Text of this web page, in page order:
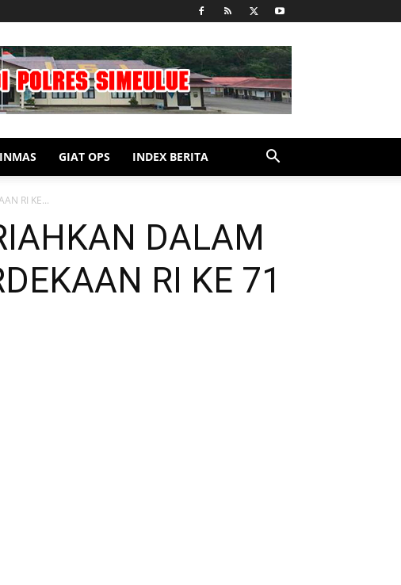
GIAT OPS INDEX BERITA
RI KE...
DALAM
RI KE 71